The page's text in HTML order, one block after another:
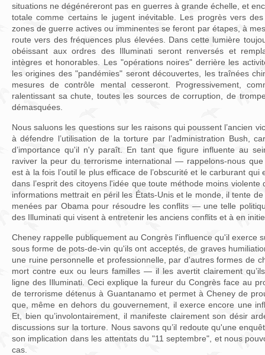
situations ne dégénéreront pas en guerres à grande échelle, et
totale comme certains le jugent inévitable. Les progrès vers
zones de guerre actives ou imminentes se feront par étapes, à
route vers des fréquences plus élevées. Dans cette lumière
obéissant aux ordres des Illuminati seront renversés et
intègres et honorables. Les "opérations noires" derrière les
les origines des "pandémies" seront découvertes, les traînées
mesures de contrôle mental cesseront. Progressivement,
ralentissant sa chute, toutes les sources de corruption, de
démasquées.
Nous saluons les questions sur les raisons qui poussent l’ancien
à défendre l’utilisation de la torture par l’administration Bush,
d’importance qu'il n'y paraît. En tant que figure influente au
raviver la peur du terrorisme international — rappelons-nous que
est à la fois l’outil le plus efficace de l’obscurité et le carburant
dans l’esprit des citoyens l'idée que toute méthode moins
informations mettrait en péril les États-Unis et le monde, il tente
menées par Obama pour résoudre les conflits — une telle
des Illuminati qui visent à entretenir les anciens conflits et à en
Cheney rappelle publiquement au Congrès l'influence qu'il exerce
sous forme de pots-de-vin qu'ils ont acceptés, de graves
une ruine personnelle et professionnelle, par d'autres formes
mort contre eux ou leurs familles — il les avertit clairement
ligne des Illuminati. Ceci explique la fureur du Congrès face au
de terrorisme détenus à Guantanamo et permet à Cheney de
que, même en dehors du gouvernement, il exerce encore une
Et, bien qu’involontairement, il manifeste clairement son désir
discussions sur la torture. Nous savons qu’il redoute qu'une
son implication dans les attentats du "11 septembre", et nous
cas.